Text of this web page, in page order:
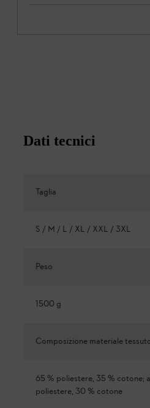
Dati tecnici
Taglia
S / M / L / XL / XXL / 3XL
Peso
1500 g
Composizione materiale
65 % poliestere, 35 % cotone;
poliestere, 30 % cotone